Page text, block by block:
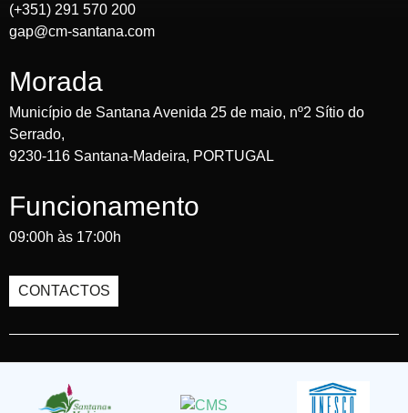
(+351) 291 570 200
gap@cm-santana.com
Morada
Município de Santana Avenida 25 de maio, nº2 Sítio do
Serrado,
9230-116 Santana-Madeira, PORTUGAL
Funcionamento
09:00h às 17:00h
CONTACTOS